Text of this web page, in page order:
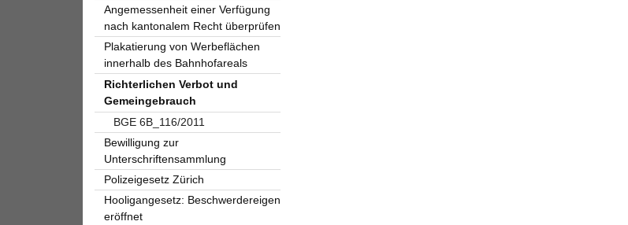
Angemessenheit einer Verfügung
nach kantonalem Recht überprüfen
Plakatierung von Werbeflächen
innerhalb des Bahnhofareals
Richterlichen Verbot und
Gemeingebrauch
BGE 6B_116/2011
Bewilligung zur
Unterschriftensammlung
Polizeigesetz Zürich
Hooligangesetz: Beschwerdereigen
eröffnet